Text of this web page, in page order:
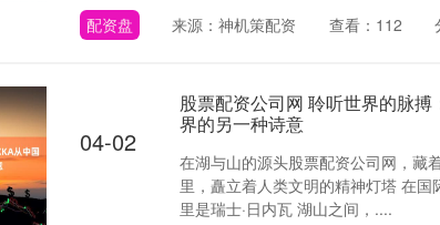
配资盘 来源：神机策配资 查看：112
04-02
股票配资公司网 聆听世界的脉
界的另一种诗意
在湖与山的源头股票配资公司网，藏
里，矗立着人类文明的精神灯塔 在
里是瑞士·日内瓦 湖山之间，....